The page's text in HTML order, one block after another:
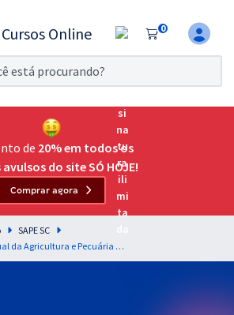
0
11
Teste grátis por 7 dias!
Passar
para o Exame da
para as principais
Brasil
de 20% em todos os
do site SÓ HOJE!
Comprar agora
SAPE SC
SAPE SC - Secretaria Estadual da Agricultura e Pecuária de Santa Catarina - Conhecimentos Gerais para o Cargo de Analista Técnico Administrativo II (Pós-Edital)